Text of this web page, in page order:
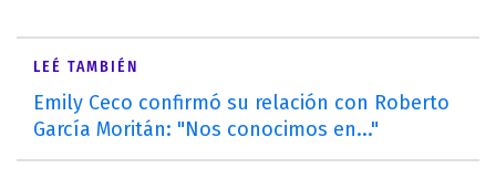
LEÉ TAMBIÉN
Emily Ceco confirmó su relación con Roberto
García Moritán: "Nos conocimos en..."